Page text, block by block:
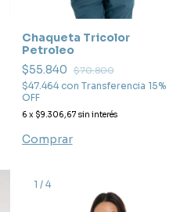
Chaqueta Tricolor
Petroleo
$55.840
$70.800
$47.464 con Transferencia 15%
OFF
6 x $9.306,67 sin interés
Comprar
1 / 4